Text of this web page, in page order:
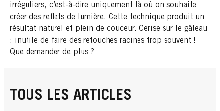
irréguliers, c’est-à-dire uniquement là où on souhaite
créer des reflets de lumière. Cette technique produit un
résultat naturel et plein de douceur. Cerise sur le gâteau
: inutile de faire des retouches racines trop souvent !
Que demander de plus ?
TOUS LES ARTICLES